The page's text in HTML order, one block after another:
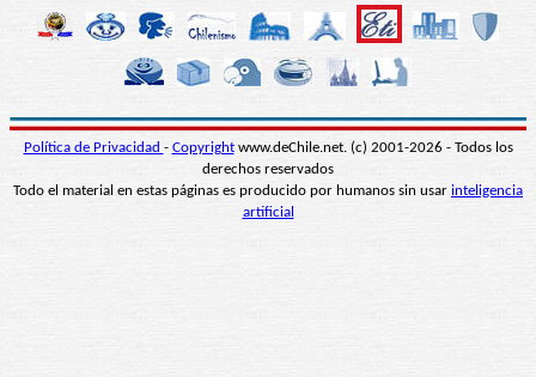
Política de Privacidad - Copyrightwww.deChile.net. (c) 2001-2026 - Todos los
derechos reservados
Todo el material en estas páginas es producido por humanos sin usar inteligencia
artificial